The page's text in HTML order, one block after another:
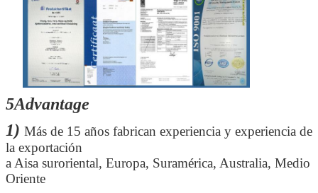
5Advantage
1) Más de 15 años fabrican experiencia y experiencia de
la exportación
a Aisa suroriental, Europa, Suramérica, Australia, Medio
Oriente